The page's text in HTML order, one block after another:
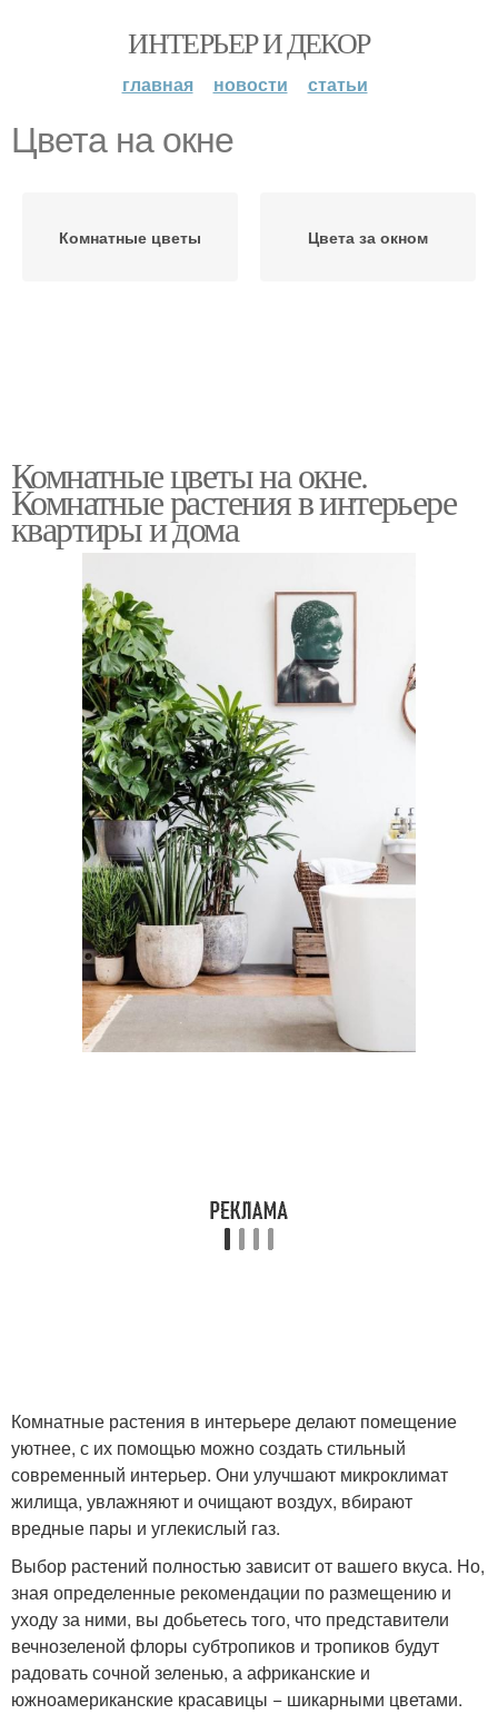
ИНТЕРЬЕР И ДЕКОР
главная новости статьи
Цвета на окне
Комнатные цветы Цвета за окном
Комнатные цветы на окне.
Комнатные растения в интерьере
квартиры и дома
Комнатные растения в интерьере делают помещение
уютнее, с их помощью можно создать стильный
современный интерьер. Они улучшают микроклимат
жилища, увлажняют и очищают воздух, вбирают
вредные пары и углекислый газ.
Выбор растений полностью зависит от вашего вкуса. Но,
зная определенные рекомендации по размещению и
уходу за ними, вы добьетесь того, что представители
вечнозеленой флоры субтропиков и тропиков будут
радовать сочной зеленью, а африканские и
южноамериканские красавицы − шикарными цветами.